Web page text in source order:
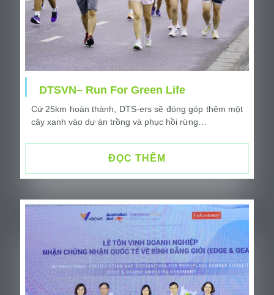
DTSVN– Run For Green Life
Cứ 25km hoàn thành, DTS-ers sẽ đóng góp thêm một
cây xanh vào dự án trồng và phục hồi rừng…
ĐỌC THÊM